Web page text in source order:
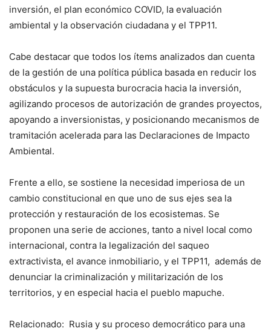
inversión, el plan económico COVID, la evaluación
ambiental y la observación ciudadana y el TPP11.
Cabe destacar que todos los ítems analizados dan cuenta
de la gestión de una política pública basada en reducir los
obstáculos y la supuesta burocracia hacia la inversión,
agilizando procesos de autorización de grandes proyectos,
apoyando a inversionistas, y posicionando mecanismos de
tramitación acelerada para las Declaraciones de Impacto
Ambiental.
Frente a ello, se sostiene la necesidad imperiosa de un
cambio constitucional en que uno de sus ejes sea la
protección y restauración de los ecosistemas. Se
proponen una serie de acciones, tanto a nivel local como
internacional, contra la legalización del saqueo
extractivista, el avance inmobiliario, y el TPP11, además de
denunciar la criminalización y militarización de los
territorios, y en especial hacia el pueblo mapuche.
Relacionado: Rusia y su proceso democrático para una